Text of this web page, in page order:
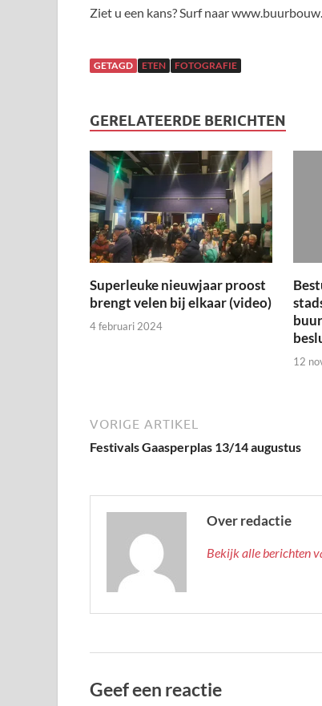
Ziet u een kans? Surf naar
GETAGD ETEN FOTOGRAFIE
GERELATEERDE BERICHTEN
Superleuke nieuwjaar proost
brengt velen bij elkaar (video)
4 februari 2024
12
VORIGE ARTIKEL
Festivals Gaasperplas 13/14 augustus
Over redactie
Bekijk alle berichten
Geef een reactie